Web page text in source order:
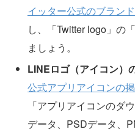
イッター公式のブラン
し、「Twitter logo」の
ましょう。
LINEロゴ（アイコン）
公式アプリアイコンの
「アプリアイコンのダ
データ、PSDデータ、